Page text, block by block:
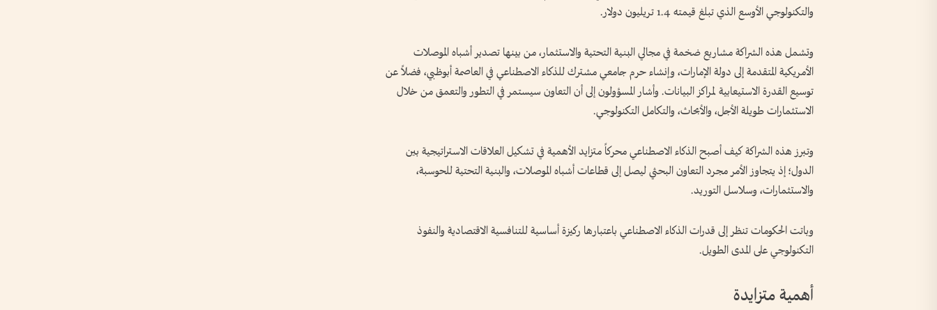
والتكنولوجي الأوسع الذي تبلغ قيمته 1.4 تريليون دولار.
وتشمل هذه الشراكة مشاريع ضخمة في مجالي البنية التحتية والاستثمار، من بينها تصدير أشباه الموصلات
الأمريكية المتقدمة إلى دولة الإمارات، وإنشاء حرم جامعي مشترك للذكاء الاصطناعي في العاصمة أبوظبي، فضلاً عن
توسيع القدرة الاستيعابية لمراكز البيانات. وأشار المسؤولون إلى أن التعاون سيستمر في التطور والتعمق من خلال
الاستثمارات طويلة الأجل، والأبحاث، والتكامل التكنولوجي.
وتبرز هذه الشراكة كيف أصبح الذكاء الاصطناعي محركاً متزايد الأهمية في تشكيل العلاقات الاستراتيجية بين
الدول؛ إذ يتجاوز الأمر مجرد التعاون البحثي ليصل إلى قطاعات أشباه الموصلات، والبنية التحتية للحوسبة،
والاستثمارات، وسلاسل التوريد.
وباتت الحكومات تنظر إلى قدرات الذكاء الاصطناعي باعتبارها ركيزة أساسية للتنافسية الاقتصادية والنفوذ
التكنولوجي على المدى الطويل.
أهمية متزايدة